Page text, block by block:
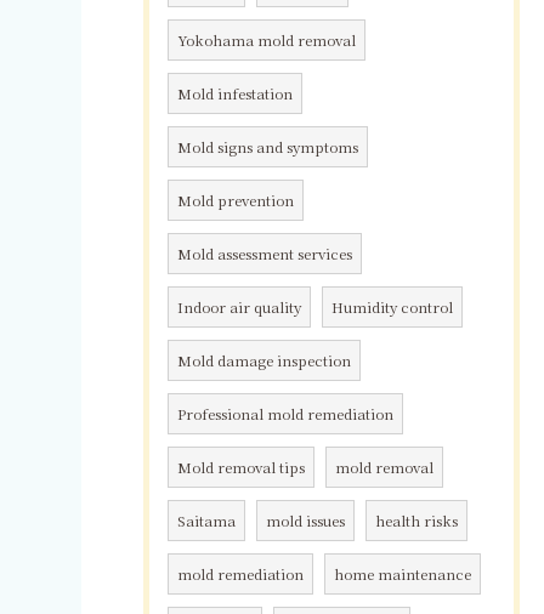
Yokohama mold removal
Mold infestation
Mold signs and symptoms
Mold prevention
Mold assessment services
Indoor air quality Humidity control
Mold damage inspection
Professional mold remediation
Mold removal tips mold removal
Saitama mold issues health risks
mold remediation home maintenance